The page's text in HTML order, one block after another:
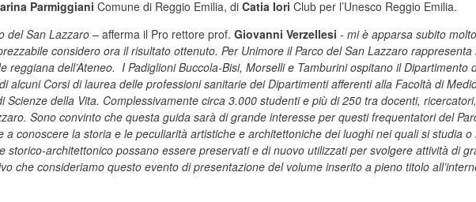
Parmiggiani Comune di Reggio Emilia, di Catia Iori Club per l’Unesco Reggio Emilia.
del San Lazzaro – afferma il Pro rettore prof. Giovanni Verzellesi - mi è apparsa subito
considero ora il risultato ottenuto. Per Unimore il Parco del San Lazzaro
dell’Ateneo. I Padiglioni Buccola-Bisi, Morselli e Tamburini ospitano il Dipartimento
alcuni Corsi di laurea delle professioni sanitarie dei Dipartimenti afferenti alla Facoltà di
Scienze della Vita. Complessivamente circa 3.000 studenti e più di 250 tra docenti,
Sono convinto che questa guida sarà di grande interesse per questi frequentatori del
a conoscere la storia e le peculiarità artistiche e architettoniche dei luoghi nei quali si studia
storico-architettonico possano essere preservati e di nuovo utilizzati per svolgere attività di
che consideriamo questo evento di presentazione del volume inserito a pieno titolo